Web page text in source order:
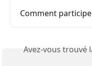
Comment
Avez-vous trouvé